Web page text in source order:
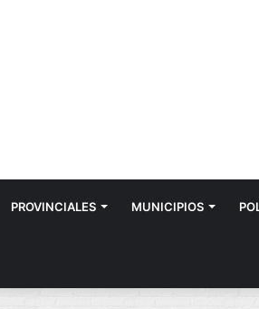
PROVINCIALES MUNICIPIOS